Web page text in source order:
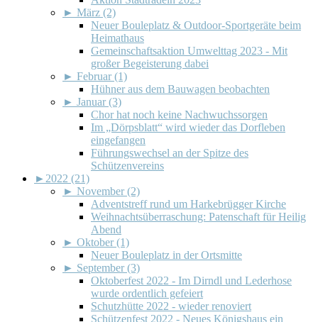
► März (2)
Neuer Bouleplatz & Outdoor-Sportgeräte beim
Heimathaus
Gemeinschaftsaktion Umwelttag 2023 - Mit
großer Begeisterung dabei
► Februar (1)
Hühner aus dem Bauwagen beobachten
► Januar (3)
Chor hat noch keine Nachwuchssorgen
Im „Dörpsblatt“ wird wieder das Dorfleben
eingefangen
Führungswechsel an der Spitze des
Schützenvereins
► 2022 (21)
► November (2)
Adventstreff rund um Harkebrügger Kirche
Weihnachtsüberraschung: Patenschaft für Heilig
Abend
► Oktober (1)
Neuer Bouleplatz in der Ortsmitte
► September (3)
Oktoberfest 2022 - Im Dirndl und Lederhose
wurde ordentlich gefeiert
Schutzhütte 2022 - wieder renoviert
Schützenfest 2022 - Neues Königshaus ein